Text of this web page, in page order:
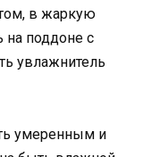
в жаркую
на поддоне с
увлажнитель
умеренным и